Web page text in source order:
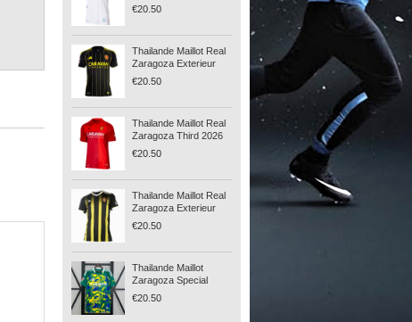
2024-25
€20.50
Thailande Maillot Real
Zaragoza Exterieur
2025-26
€20.50
Thailande Maillot Real
Zaragoza Third 2026
€20.50
Thailande Maillot Real
Zaragoza Exterieur
2021-22
€20.50
Thailande Maillot
Zaragoza Special
Edition 2024-25
€20.50